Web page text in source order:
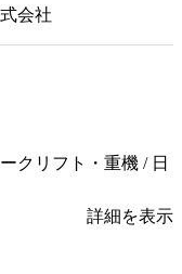
会社
クリフト・重機 / 日
詳細を表示